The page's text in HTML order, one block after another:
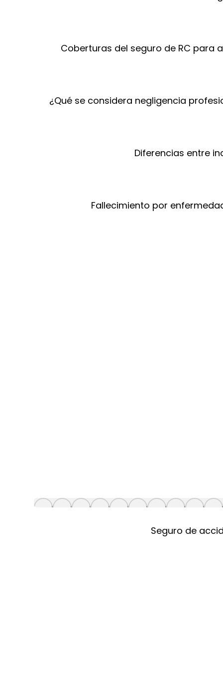
Coberturas del seguro de RC para
¿Qué se considera negligencia
Diferencias entre
Fallecimiento por
Seguro de